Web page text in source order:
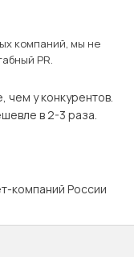
компаний, мы не
PR.
чем у конкурентов.
в 2-3 раза.
компаний России